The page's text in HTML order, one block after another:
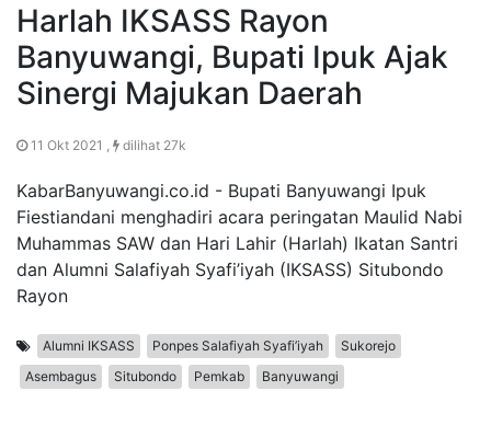
Harlah IKSASS Rayon
Banyuwangi, Bupati Ipuk Ajak
Sinergi Majukan Daerah
11 Okt 2021 , dilihat 27k
KabarBanyuwangi.co.id - Bupati Banyuwangi Ipuk
Fiestiandani menghadiri acara peringatan Maulid Nabi
Muhammas SAW dan Hari Lahir (Harlah) Ikatan Santri
dan Alumni Salafiyah Syafi’iyah (IKSASS) Situbondo
Rayon
Alumni IKSASS Ponpes Salafiyah Syafi’iyah
Sukorejo
Asembagus
Situbondo Pemkab Banyuwangi